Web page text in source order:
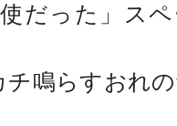
使だった」ス
チ鳴らすおれ